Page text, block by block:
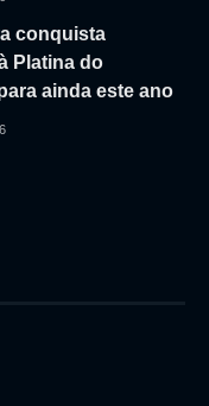
conquista
Platina do
ainda este ano